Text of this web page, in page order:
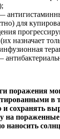
для
назначает
поражения
в
и сохранять
на
наносить